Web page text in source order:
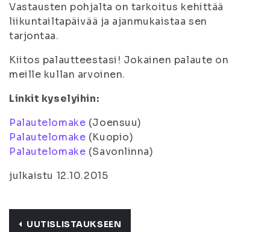
Vastausten pohjalta on tarkoitus kehittää
liikuntailtapäivää ja ajanmukaistaa sen
tarjontaa.
Kiitos palautteestasi! Jokainen palaute on
meille kullan arvoinen.
Linkit kyselyihin:
Palautelomake (Joensuu)
Palautelomake (Kuopio)
Palautelomake (Savonlinna)
julkaistu 12.10.2015
UUTISLISTAUKSEEN